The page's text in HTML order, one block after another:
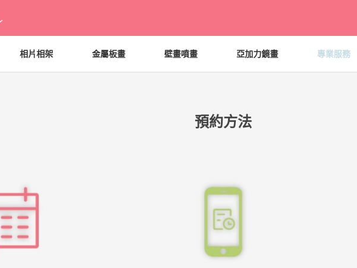
相片相架 金屬板畫 壁畫噴畫 亞加力鏡畫 專業服務
預約方法